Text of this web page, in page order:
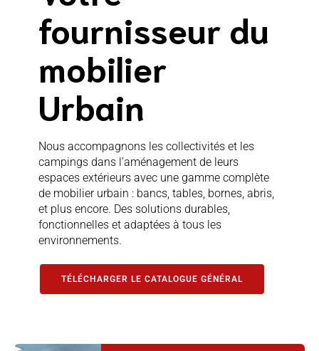
fournisseur du
mobilier
Urbain
Nous accompagnons les collectivités et les
campings dans l’aménagement de leurs
espaces extérieurs avec une gamme complète
de mobilier urbain : bancs, tables, bornes, abris,
et plus encore. Des solutions durables,
fonctionnelles et adaptées à tous les
environnements.
TÉLÉCHARGER LE CATALOGUE GÉNÉRAL